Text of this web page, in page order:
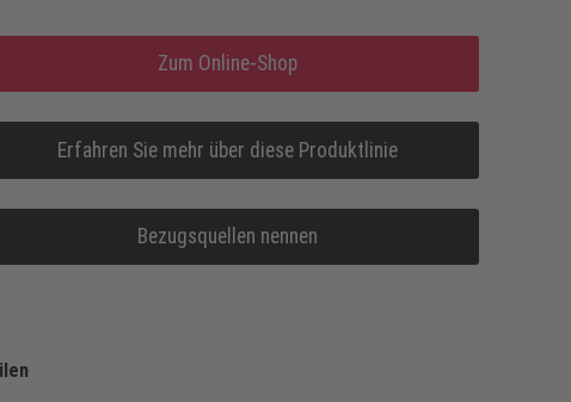
Zum Online-Shop
Erfahren Sie mehr über diese Produktlinie
Bezugsquellen nennen